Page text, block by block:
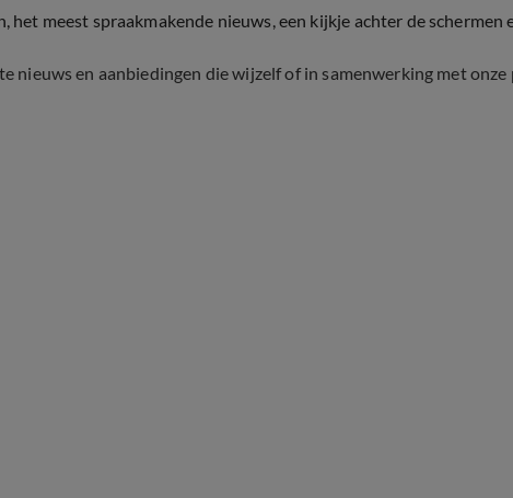
meest spraakmakende nieuws, een kijkje achter de schermen
en aanbiedingen die wijzelf of in samenwerking met